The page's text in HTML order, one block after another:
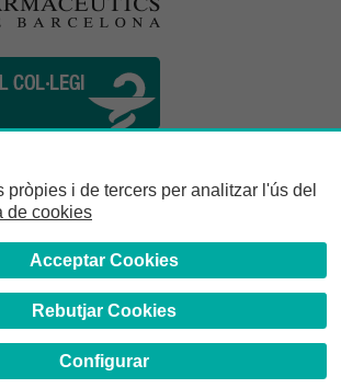
Farmacèutics de la Província de Barcelona | C.
66 - 08009 Barcelona | Tel. (34) 932 44 07 10
pròpies i de tercers per analitzar l'ús del
de cookies
Acceptar Cookies
Rebutjar Cookies
Configurar